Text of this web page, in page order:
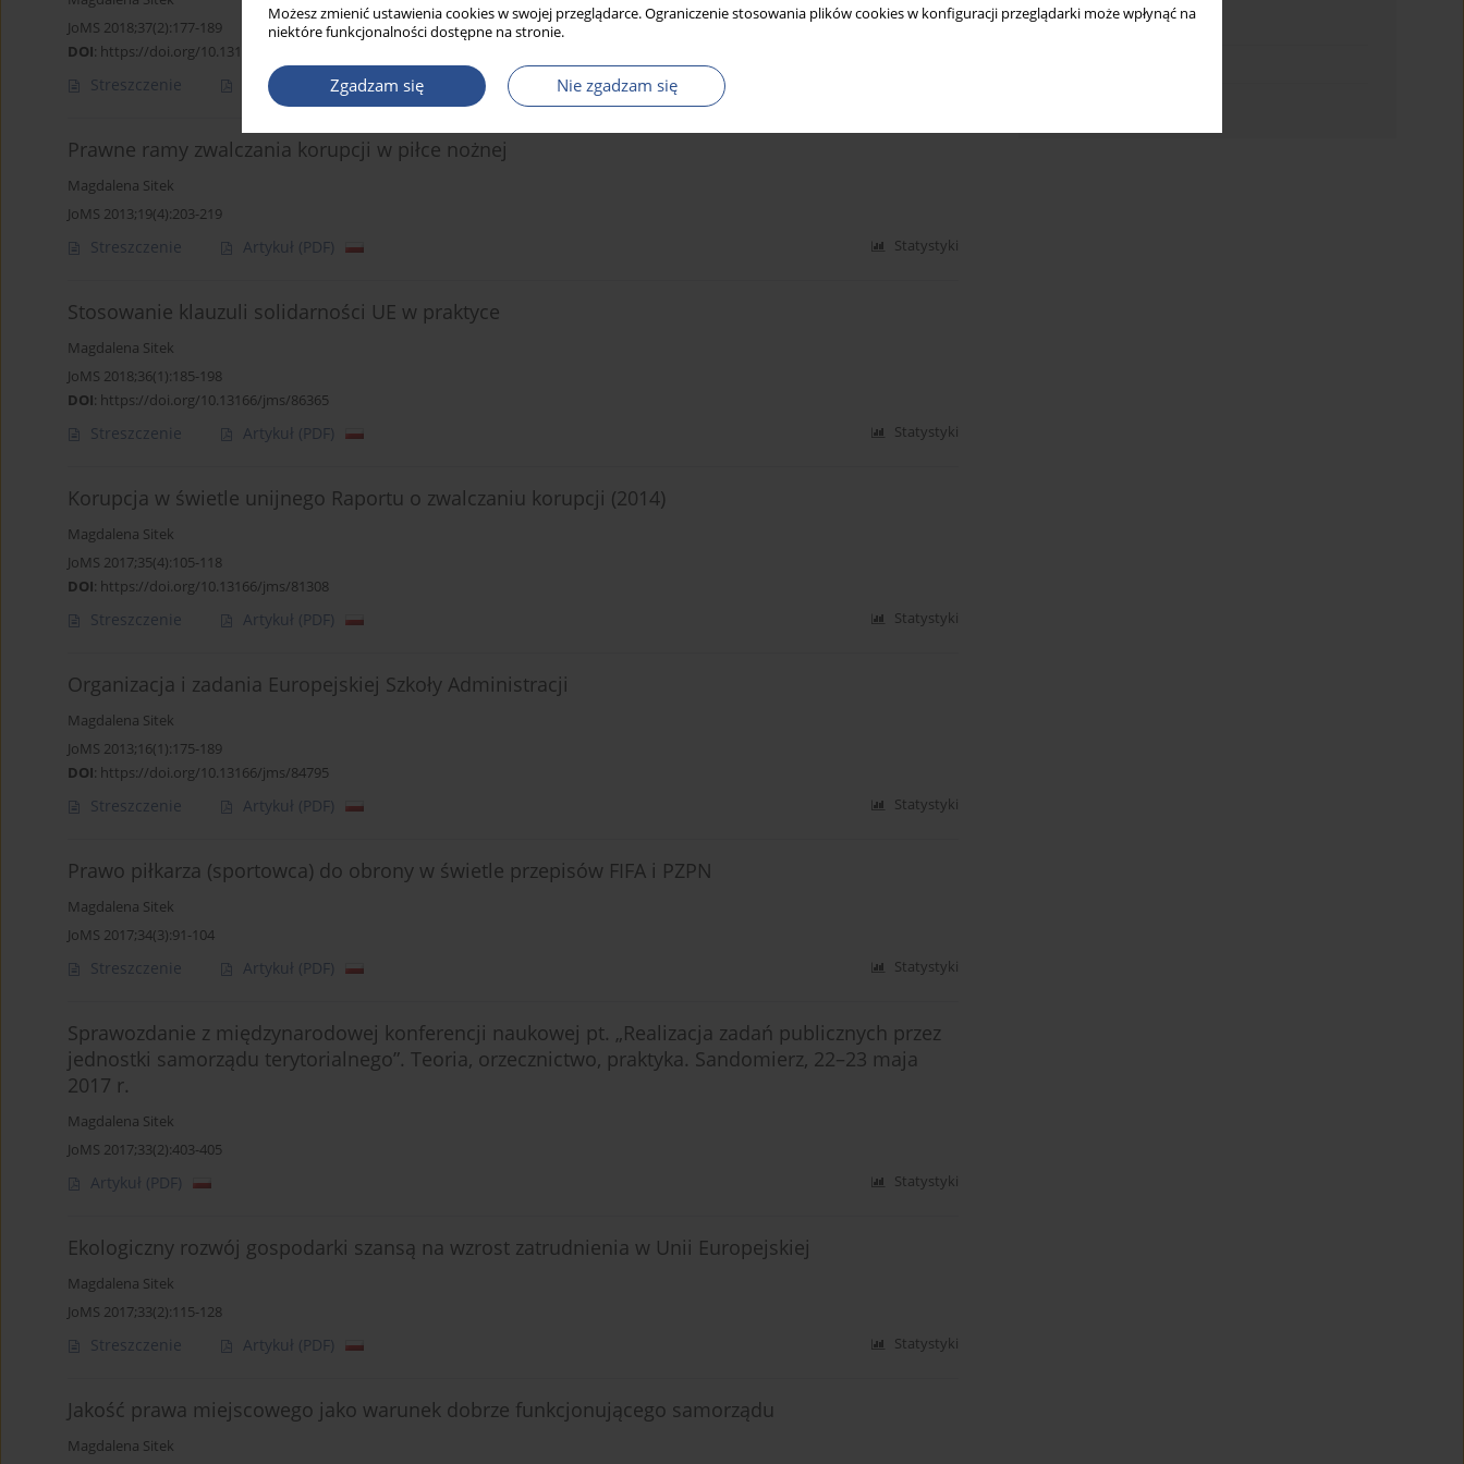
Możesz zmienić ustawienia cookies w swojej przeglądarce. Ograniczenie stosowania plików cookies w konfiguracji przeglądarki może wpłynąć na
niektóre funkcjonalności dostępne na stronie.
Zgadzam się Nie zgadzam się
JoMS 2018;37(2):177-189
DOI: https://doi.org/10.13166/jms/91855
Streszczenie Artykuł (PDF)
Prawne ramy zwalczania korupcji w piłce nożnej
Magdalena Sitek
JoMS 2013;19(4):203-219
Streszczenie Artykuł (PDF) Statystyki
Stosowanie klauzuli solidarności UE w praktyce
Magdalena Sitek
JoMS 2018;36(1):185-198
DOI: https://doi.org/10.13166/jms/86365
Streszczenie Artykuł (PDF) Statystyki
Korupcja w świetle unijnego Raportu o zwalczaniu korupcji (2014)
Magdalena Sitek
JoMS 2017;35(4):105-118
DOI: https://doi.org/10.13166/jms/81308
Streszczenie Artykuł (PDF) Statystyki
Organizacja i zadania Europejskiej Szkoły Administracji
Magdalena Sitek
JoMS 2013;16(1):175-189
DOI: https://doi.org/10.13166/jms/84795
Streszczenie Artykuł (PDF) Statystyki
Prawo piłkarza (sportowca) do obrony w świetle przepisów FIFA i PZPN
Magdalena Sitek
JoMS 2017;34(3):91-104
Streszczenie Artykuł (PDF) Statystyki
Sprawozdanie z międzynarodowej konferencji naukowej pt. „Realizacja zadań publicznych przez
jednostki samorządu terytorialnego”. Teoria, orzecznictwo, praktyka. Sandomierz, 22–23 maja
2017 r.
Magdalena Sitek
JoMS 2017;33(2):403-405
Artykuł (PDF) Statystyki
Ekologiczny rozwój gospodarki szansą na wzrost zatrudnienia w Unii Europejskiej
Magdalena Sitek
JoMS 2017;33(2):115-128
Streszczenie Artykuł (PDF) Statystyki
Jakość prawa miejscowego jako warunek dobrze funkcjonującego samorządu
Magdalena Sitek
Indeks słów kluczowych